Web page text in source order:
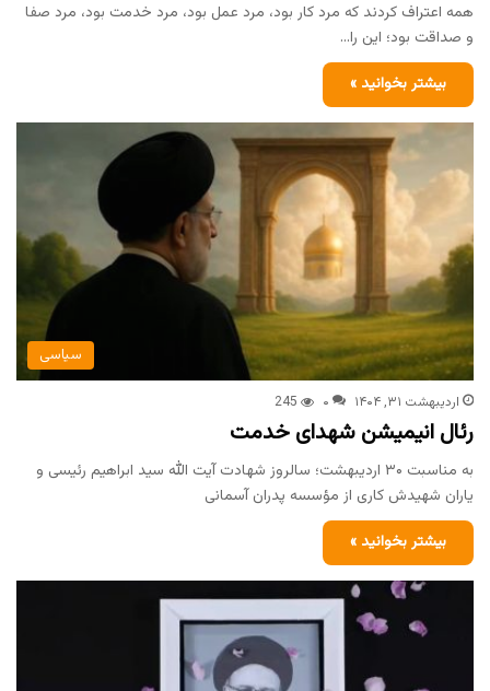
همه اعتراف کردند که مرد کار بود، مرد عمل بود، مرد خدمت بود، مرد صفا
و صداقت بود؛ این را…
بیشتر بخوانید »
سیاسی
اردیبهشت ۳۱, ۱۴۰۴ ۰ 245
رئال انیمیشن شهدای خدمت
به مناسبت ۳۰ اردیبهشت؛ سالروز شهادت آیت الله سید ابراهیم رئیسی و
یاران شهیدش کاری از مؤسسه پدران آسمانی
بیشتر بخوانید »